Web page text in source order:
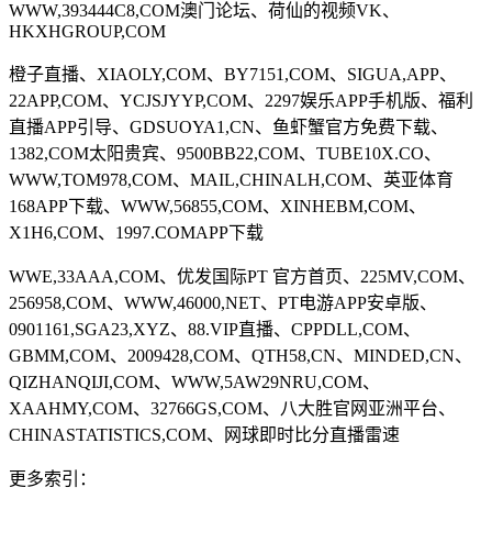
WWW,393444C8,COM澳门论坛、荷仙的视频VK、
HKXHGROUP,COM
橙子直播、XIAOLY,COM、BY7151,COM、SIGUA,APP、
22ΑPP,COM、YCJSJYYP,COM、2297娱乐APP手机版、福利
直播APP引导、GDSUOYA1,CN、鱼虾蟹官方免费下载、
1382,COM太阳贵宾、9500BB22,COM、TUBE10X.CO、
WWW,TOM978,COM、MAIL,CHINALH,COM、英亚体育
168APP下载、WWW,56855,COM、XINHEBM,COM、
X1H6,COM、1997.COMAPP下载
WWE,33AAA,COM、优发国际PT 官方首页、225MV,COM、
256958,COM、WWW,46000,NET、PT电游APP安卓版、
0901161,SGA23,XYZ、88.VIP直播、CPPDLL,COM、
GBMM,COM、2009428,COM、QTH58,CN、MINDED,CN、
QIZHANQIJI,COM、WWW,5AW29NRU,COM、
XAAHMY,COM、32766GS,COM、八大胜官网亚洲平台、
CHINASTATISTICS,COM、网球即时比分直播雷速
更多索引：